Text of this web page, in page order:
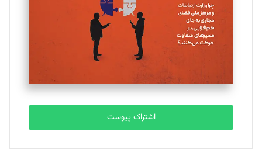
ملینا جعفری
تحریریه
مصطفی مسجدی آرانی
تحریریه
بابک نقاش
تحریریه
اشتراک پیوست